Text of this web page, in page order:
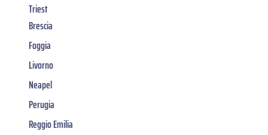
Triest
Brescia
Foggia
Livorno
Neapel
Perugia
Reggio Emilia